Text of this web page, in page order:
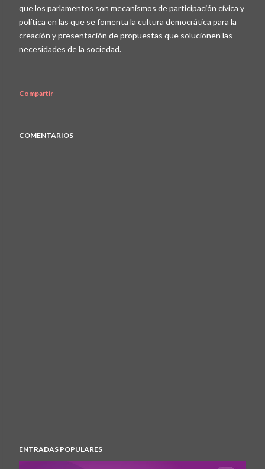
que los parlamentos son mecanismos de participación cívica y
política en las que se fomenta la cultura democrática para la
creación y presentación de propuestas que solucionen las
necesidades de la sociedad.
Compartir
COMENTARIOS
ENTRADAS POPULARES